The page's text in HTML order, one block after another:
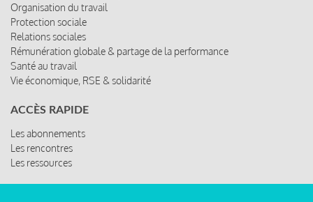
Organisation du travail
Protection sociale
Relations sociales
Rémunération globale & partage de la performance
Santé au travail
Vie économique, RSE & solidarité
ACCÈS RAPIDE
Les abonnements
Les rencontres
Les ressources